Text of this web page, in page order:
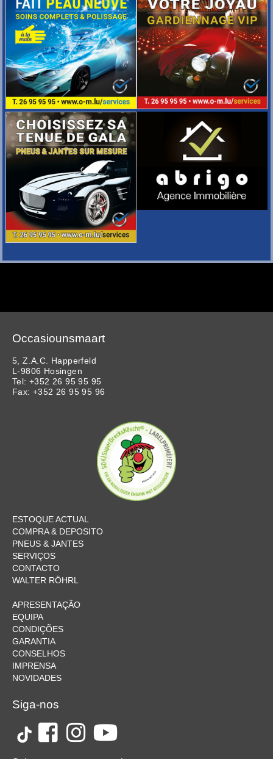
Occasiounsmaart
5, Z.A.C. Happerfeld
L-9806 Hosingen
Tel: +352 26 95 95 95
Fax: +352 26 95 95 96
ESTOQUE ACTUAL
COMPRA & DEPOSITO
PNEUS & JANTES
SERVIÇOS
CONTACTO
WALTER RÖHRL
APRESENTAÇÃO
EQUIPA
CONDIÇÕES
GARANTIA
CONSELHOS
IMPRENSA
NOVIDADES
Siga-nos